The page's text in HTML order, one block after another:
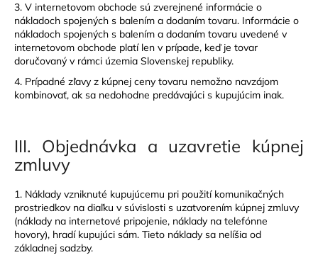
3. V internetovom obchode sú zverejnené informácie o
nákladoch spojených s balením a dodaním tovaru. Informácie o
nákladoch spojených s balením a dodaním tovaru uvedené v
internetovom obchode platí len v prípade, keď je tovar
doručovaný v rámci územia Slovenskej republiky.
4. Prípadné zľavy z kúpnej ceny tovaru nemožno navzájom
kombinovať, ak sa nedohodne predávajúci s kupujúcim inak.
III. Objednávka a uzavretie kúpnej
zmluvy
1. Náklady vzniknuté kupujúcemu pri použití komunikačných
prostriedkov na diaľku v súvislosti s uzatvorením kúpnej zmluvy
(náklady na internetové pripojenie, náklady na telefónne
hovory), hradí kupujúci sám. Tieto náklady sa nelíšia od
základnej sadzby.